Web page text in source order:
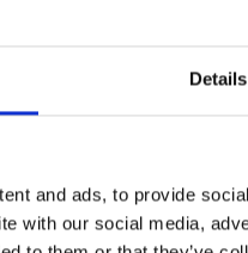
Details
and ads, to provide
with our social media,